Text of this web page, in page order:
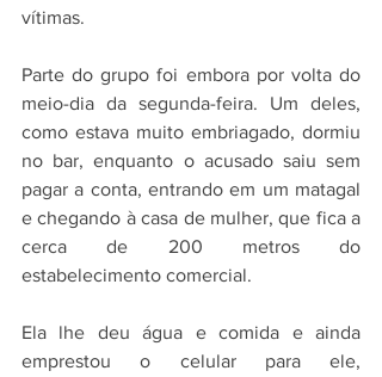
vítimas.
Parte do grupo foi embora por volta do
meio-dia da segunda-feira. Um deles,
como estava muito embriagado, dormiu
no bar, enquanto o acusado saiu sem
pagar a conta, entrando em um matagal
e chegando à casa de mulher, que fica a
cerca de 200 metros do
estabelecimento comercial.
Ela lhe deu água e comida e ainda
emprestou o celular para ele,